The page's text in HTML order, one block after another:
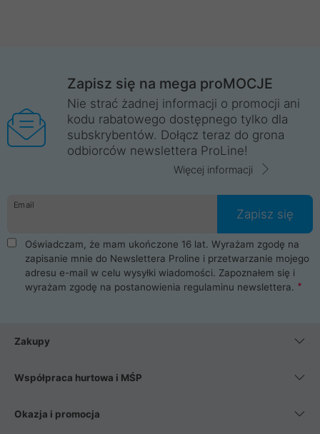
Zapisz się na mega proMOCJE
Nie strać żadnej informacji o promocji ani
kodu rabatowego dostępnego tylko dla
subskrybentów. Dołącz teraz do grona
odbiorców newslettera ProLine!
Więcej informacji
Email
Zapisz się
Oświadczam, że mam ukończone 16 lat. Wyrażam zgodę na
zapisanie mnie do Newslettera Proline i przetwarzanie mojego
adresu e-mail w celu wysyłki wiadomości. Zapoznałem się i
wyrażam zgodę na postanowienia regulaminu newslettera.
Zakupy
Współpraca hurtowa i MŚP
Okazja i promocja